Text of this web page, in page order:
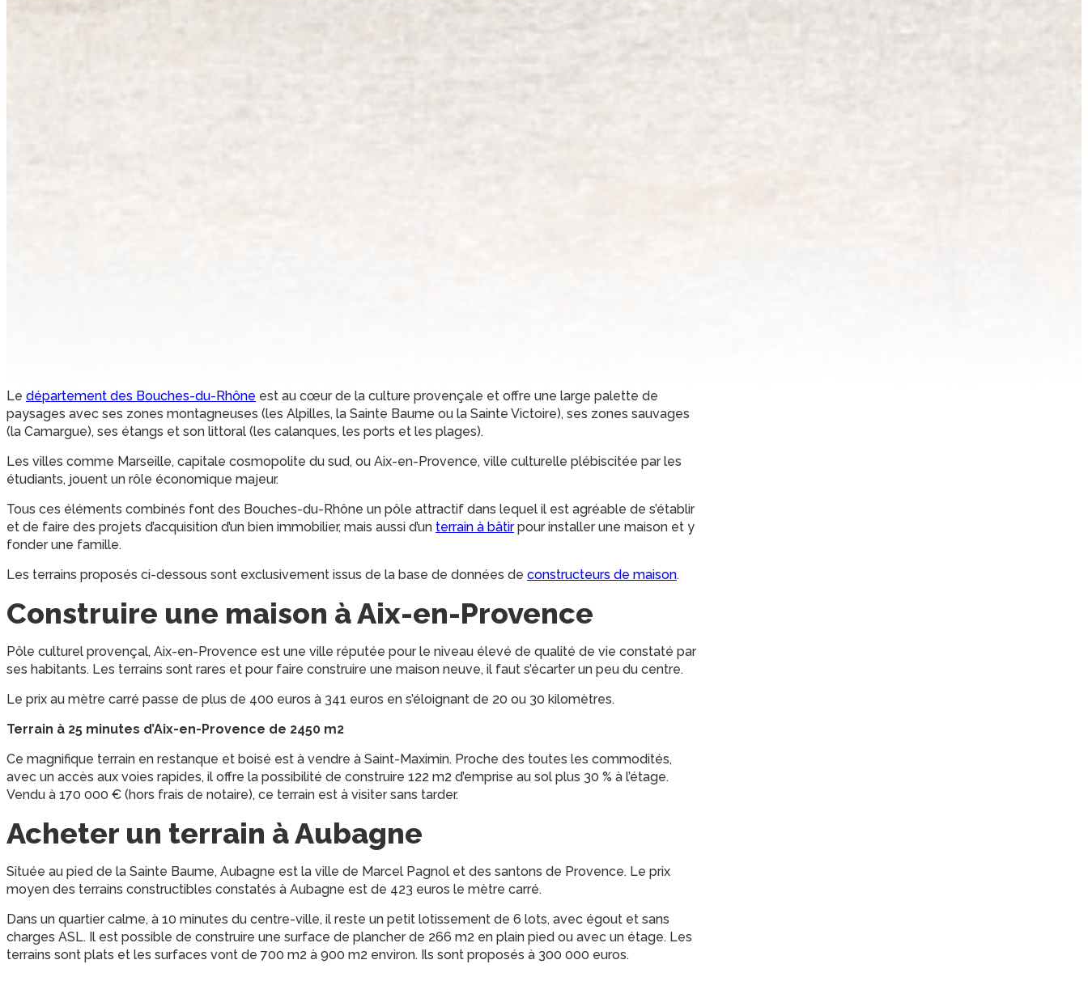
Le département des Bouches-du-Rhône est au cœur de la culture provençale et offre une large palette de
paysages avec ses zones montagneuses (les Alpilles, la Sainte Baume ou la Sainte Victoire), ses zones sauvages
(la Camargue), ses étangs et son littoral (les calanques, les ports et les plages).
Les villes comme Marseille, capitale cosmopolite du sud, ou Aix-en-Provence, ville culturelle plébiscitée par les
étudiants, jouent un rôle économique majeur.
Tous ces éléments combinés font des Bouches-du-Rhône un pôle attractif dans lequel il est agréable de s’établir
et de faire des projets d’acquisition d’un bien immobilier, mais aussi d’un terrain à bâtirpour installer une maison et y
fonder une famille.
Les terrains proposés ci-dessous sont exclusivement issus de la base de données de constructeurs de maison.
Construire une maison à Aix-en-Provence
Pôle culturel provençal, Aix-en-Provence est une ville réputée pour le niveau élevé de qualité de vie constaté par
ses habitants. Les terrains sont rares et pour faire construire une maison neuve, il faut s’écarter un peu du centre.
Le prix au mètre carré passe de plus de 400 euros à 341 euros en s’éloignant de 20 ou 30 kilomètres.
Terrain à 25 minutes d’Aix-en-Provence de 2450 m2
Ce magnifique terrain en restanque et boisé est à vendre à Saint-Maximin. Proche des toutes les commodités,
avec un accès aux voies rapides, il offre la possibilité de construire 122 m2 d’emprise au sol plus 30 % à l’étage.
Vendu à 170 000 € (hors frais de notaire), ce terrain est à visiter sans tarder.
Acheter un terrain à Aubagne
Située au pied de la Sainte Baume, Aubagne est la ville de Marcel Pagnol et des santons de Provence. Le prix
moyen des terrains constructibles constatés à Aubagne est de 423 euros le mètre carré.
Dans un quartier calme, à 10 minutes du centre-ville, il reste un petit lotissement de 6 lots, avec égout et sans
charges ASL. Il est possible de construire une surface de plancher de 266 m2 en plain pied ou avec un étage. Les
terrains sont plats et les surfaces vont de 700 m2 à 900 m2 environ. Ils sont proposés à 300 000 euros.